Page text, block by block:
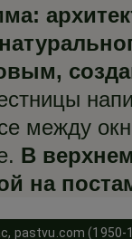
между
В
на
pastvu.com (1950-